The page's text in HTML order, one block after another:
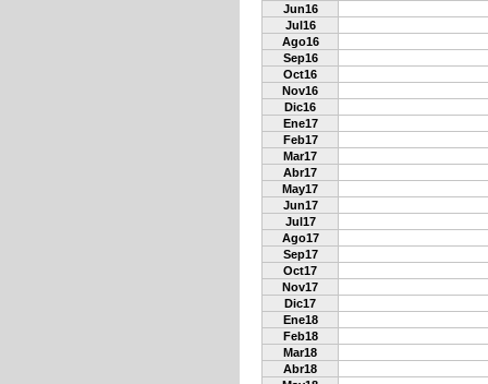
Jun16
Jul16
Ago16
Sep16
Oct16
Nov16
Dic16
Ene17
Feb17
Mar17
Abr17
May17
Jun17
Jul17
Ago17
Sep17
Oct17
Nov17
Dic17
Ene18
Feb18
Mar18
Abr18